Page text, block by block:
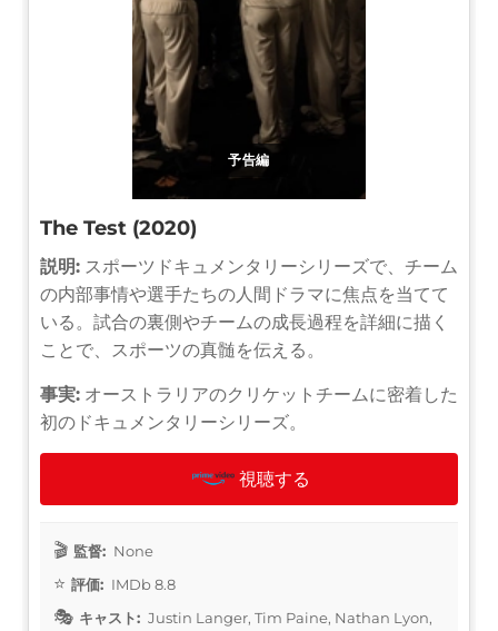
予告編
The Test (2020)
説明: スポーツドキュメンタリーシリーズで、チーム
の内部事情や選手たちの人間ドラマに焦点を当てて
いる。試合の裏側やチームの成長過程を詳細に描く
ことで、スポーツの真髄を伝える。
事実: オーストラリアのクリケットチームに密着した
初のドキュメンタリーシリーズ。
視聴する
監督: None
評価: IMDb 8.8
キャスト: Justin Langer, Tim Paine, Nathan Lyon,